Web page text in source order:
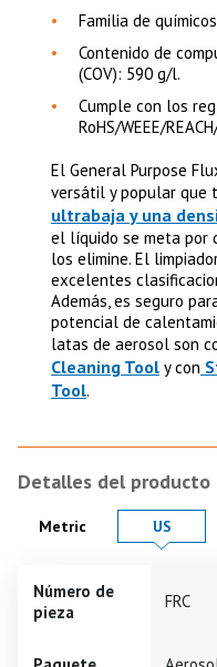
Familia de
Contenido de
(COV): 590 g/l.
Cumple con los
RoHS/WEEE/
El General Purpose
versátil y popular que
ultrabaja y una
el líquido se meta por
los elimine. El
excelentes
Además, es seguro
potencial de
latas de aerosol son
Cleaning Tool y con
Tool.
Detalles del producto
Product Details in
Metric Product
US
Número de
pieza
FRC